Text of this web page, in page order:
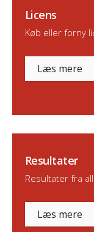
Licens
Køb eller forny
Læs mere
Resultater
Resultater fra
Læs mere